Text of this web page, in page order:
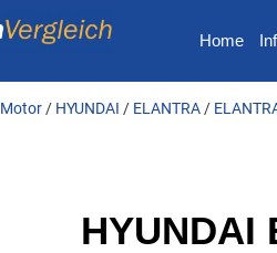
Home
Motor / HYUNDAI / ELANTRA /
HYUNDAI